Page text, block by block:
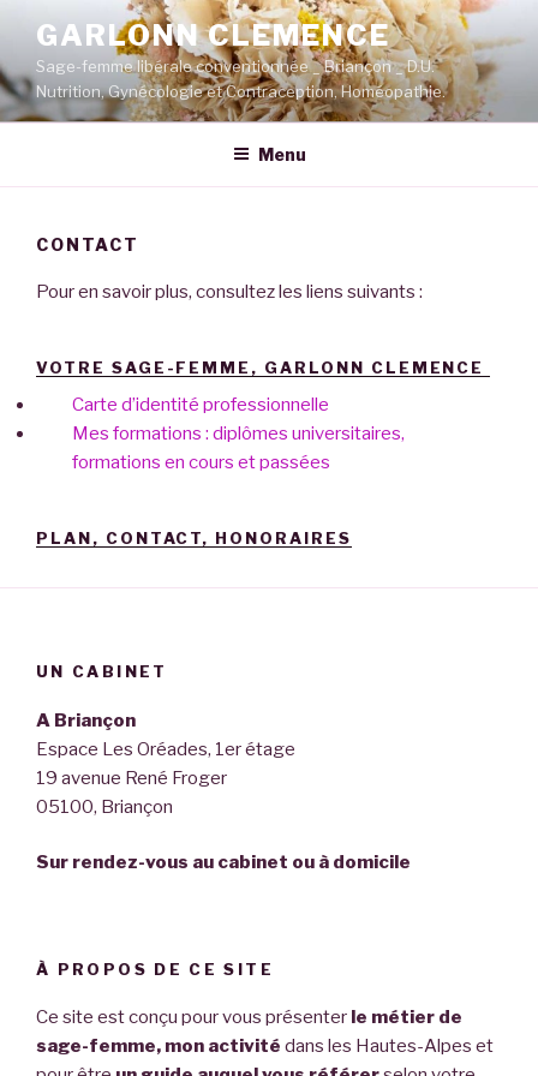
contenu
principal
GARLONN CLEMENCE
Sage-femme libérale conventionnée _ Briançon _ D.U.
Nutrition, Gynécologie et Contraception, Homéopathie.
Menu
CONTACT
Pour en savoir plus, consultez les liens suivants :
VOTRE SAGE-FEMME, GARLONN CLEMENCE
Carte d’identité professionnelle
Mes formations : diplômes universitaires,
formations en cours et passées
PLAN, CONTACT, HONORAIRES
UN CABINET
A Briançon
Espace Les Oréades, 1er étage
19 avenue René Froger
05100, Briançon
Sur rendez-vous au cabinet ou à domicile
À PROPOS DE CE SITE
Ce site est conçu pour vous présenter le métier de
sage-femme, mon activité dans les Hautes-Alpes et